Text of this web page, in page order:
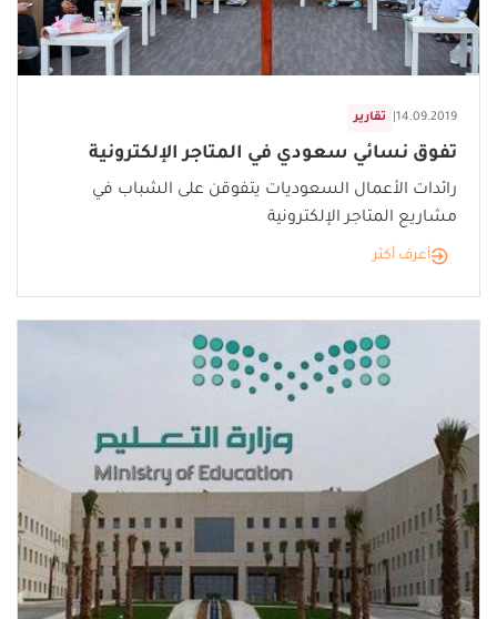
تقارير 14.09.2019
تفوق نسائي سعودي في المتاجر الإلكترونية
رائدات الأعمال السعوديات يتفوقن على الشباب في
مشاريع المتاجر الإلكترونية
أعرف أكثر